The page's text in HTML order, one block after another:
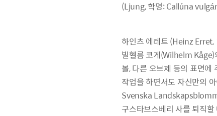
(Ljung, 학명: Callúna
하인츠 에레트 (Heinz
빌헬름 코게(Wilhelm
볼, 다른 오브제 등의 표면
작업을 하면서도 자신만의
Svenska
구스타브스베리 사를 퇴직